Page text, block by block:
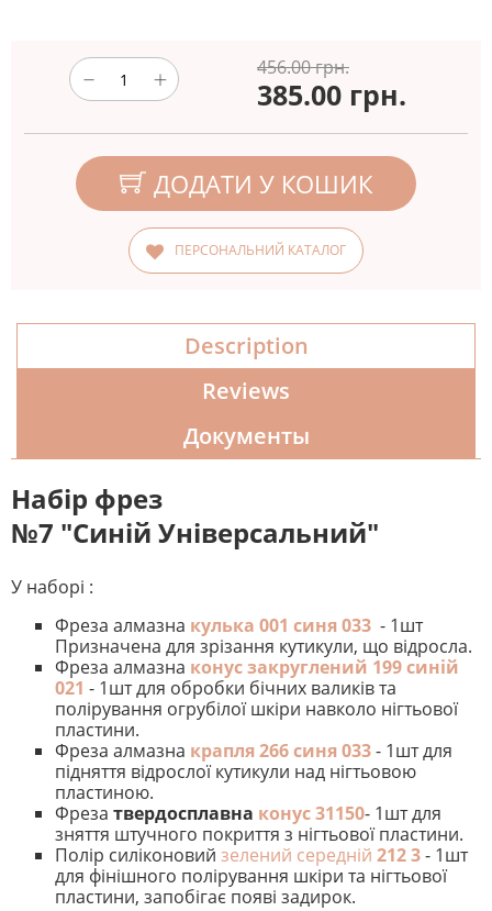
456.00 грн.
385.00 грн.
ДОДАТИ У КОШИК
ПЕРСОНАЛЬНИЙ КАТАЛОГ
Description
Reviews
Документы
Набір фрез
№7 "Синій Універсальний"
У наборі :
Фреза алмазна кулька 001 синя 033 - 1шт
Призначена для зрізання кутикули, що відросла.
Фреза алмазна конус закруглений 199 синій
021 - 1шт для обробки бічних валиків та
полірування огрубілої шкіри навколо нігтьової
пластини.
Фреза алмазна крапля 266 синя 033- 1шт для
підняття відрослої кутикули над нігтьовою
пластиною.
Фреза твердосплавна конус 31150- 1шт для
зняття штучного покриття з нігтьової пластини.
Полір силіконовий зелений середній 212 3- 1шт
для фінішного полірування шкіри та нігтьової
пластини, запобігає появі задирок.